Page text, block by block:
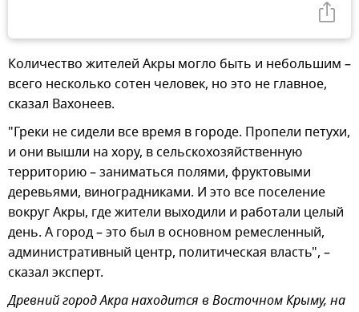
Количество жителей Акры могло быть и небольшим –
всего несколько сотен человек, но это не главное,
сказал Вахонеев.
"Греки не сидели все время в городе. Пропели петухи,
и они вышли на хору, в сельскохозяйственную
территорию – заниматься полями, фруктовыми
деревьями, виноградниками. И это все поселение
вокруг Акры, где жители выходили и работали целый
день. А город – это был в основном ремесленный,
административный центр, политическая власть", –
сказал эксперт.
Древний город Акра находится в Восточном Крыму, на